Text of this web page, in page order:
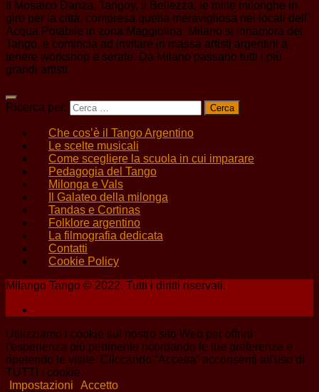
Il Mosaico Danza, Tangoy, il Bellezza, le mille milonghe in
giro per la città, compresa quella meravigliosa nei locali dell’
Acqua Potabile in zona Maggiolina. Milano si innamora del
Tango, e comincia ad invitare in massa artisti argentini a
tenere workshop e serate. Da Milano passano tutti i più
grandi artisti.
Ricerca per:
Che cos’è il Tango Argentino
Le scelte musicali
Come scegliere la scuola in cui imparare
Pedagogia del Tango
Milonga e Vals
Il Galateo della milonga
Tandas e Cortinas
Folklore argentino
La filmografia dedicata
Contatti
Cookie Policy
Milango Tango © 2022. Tutti i diritti riservati.
Utilizziamo i cookie sul nostro sito Web per offrirti
l'esperienza più pertinente ricordando le tue preferenze e
ripetendo le visite. Cliccando “Accetta” acconsenti all'uso di
TUTTI i cookie.
Impostazioni
Accetto